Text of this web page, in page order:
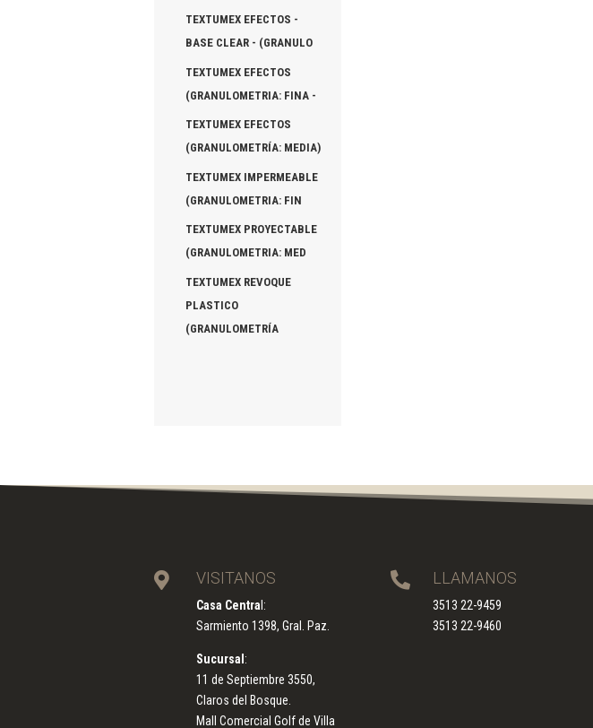
TEXTUMEX EFECTOS -
BASE CLEAR - (GRANULO
TEXTUMEX EFECTOS
(GRANULOMETRIA: FINA -
TEXTUMEX EFECTOS
(GRANULOMETRÍA: MEDIA)
TEXTUMEX IMPERMEABLE
(GRANULOMETRIA: FIN
TEXTUMEX PROYECTABLE
(GRANULOMETRIA: MED
TEXTUMEX REVOQUE
PLASTICO
(GRANULOMETRÍA
 VISITANOS
Casa Centra l:
Sarmiento 1398, Gral. Paz.
Sucursal :
11 de Septiembre 3550,
Claros del Bosque.
Mall Comercial Golf de Villa
 LLAMANOS
3513 22-9459
3513 22-9460